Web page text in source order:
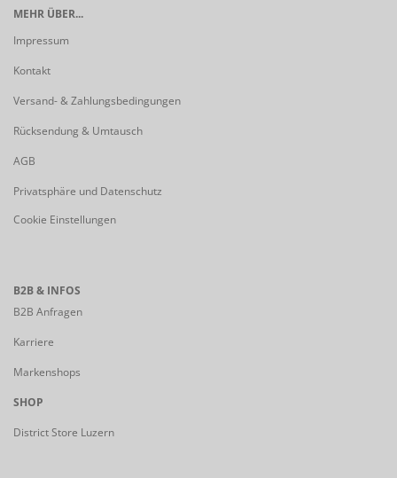
MEHR ÜBER...
Impressum
Kontakt
Versand- & Zahlungsbedingungen
Rücksendung & Umtausch
AGB
Privatsphäre und Datenschutz
Cookie Einstellungen
B2B & INFOS
B2B Anfragen
Karriere
Markenshops
SHOP
District Store Luzern